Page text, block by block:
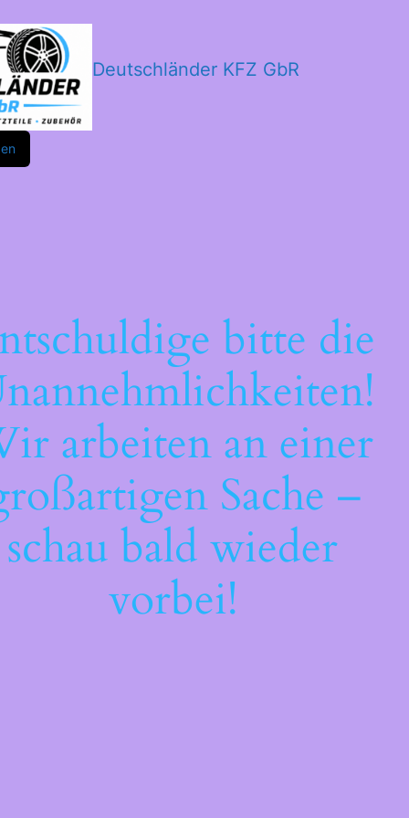
Deutschländer KFZ GbR
bitte die
arbeiten an einer
Sache –
schau bald wieder
vorbei!